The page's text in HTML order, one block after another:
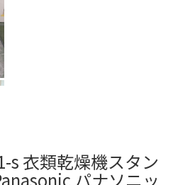
s 衣類乾燥機スタン
パナソニッ